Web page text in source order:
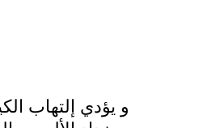
و يؤدي إلتهاب